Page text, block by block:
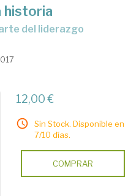
historia
del liderazgo
12,00 €
Sin Stock. Disponible en
7/10 días.
COMPRAR